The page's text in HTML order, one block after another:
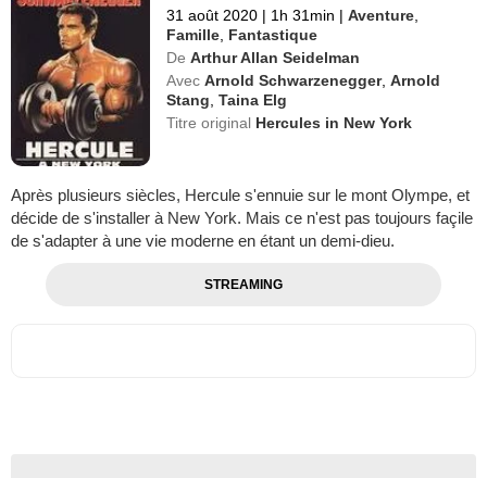
31 août 2020 | 1h 31min | Aventure
Famille Fantastique
De Arthur Allan Seidelman
Avec Arnold Schwarzenegger,Arnold
Stang ,Taina Elg
Titre original Hercules in New York
Après plusieurs siècles, Hercule s'ennuie sur le mont Olympe, et
décide de s'installer à New York. Mais ce n'est pas toujours façile
de s'adapter à une vie moderne en étant un demi-dieu.
STREAMING